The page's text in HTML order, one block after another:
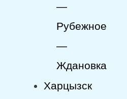
—
Рубежное
—
Ждановка
Харцызск